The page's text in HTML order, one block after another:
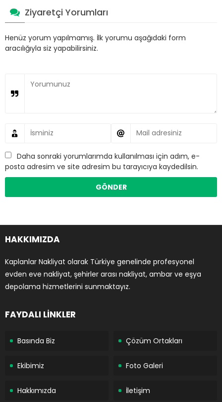
Ziyaretçi Yorumları
Henüz yorum yapılmamış. İlk yorumu aşağıdaki form
aracılığıyla siz yapabilirsiniz.
Daha sonraki yorumlarımda kullanılması için adım, e-
posta adresim ve site adresim bu tarayıcıya kaydedilsin.
HAKKIMIZDA
Kaplanlar Nakliyat olarak Türkiye genelinde profesyonel
evden eve nakliyat, şehirler arası nakliyat, ambar ve eşya
depolama hizmetlerini sunmaktayız.
FAYDALI LİNKLER
Basında Biz Çözüm Ortakları
Ekibimiz Foto Galeri
Hakkımızda İletişim